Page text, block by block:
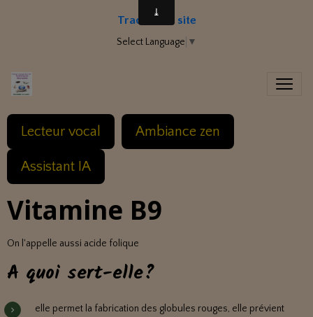
Traduire le site
Select Language ▼
Lecteur vocal Ambiance zen
Assistant IA
Vitamine B9
On l'appelle aussi acide folique
A quoi sert-elle?
elle permet la fabrication des globules rouges, elle prévient